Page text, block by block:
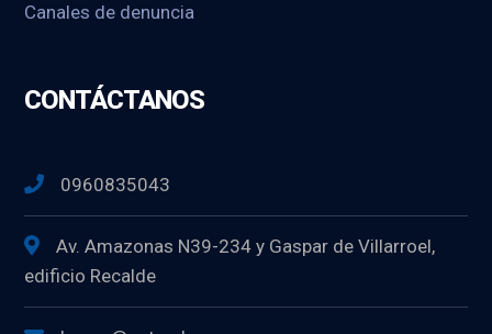
Canales de denuncia
CONTÁCTANOS
0960835043
Av. Amazonas N39-234 y Gaspar de Villarroel,
edificio Recalde